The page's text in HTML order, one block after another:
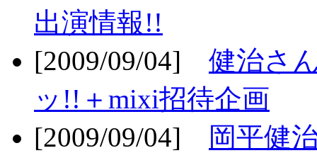
出演情報!!
[2009/09/04] 健治さ
ッ!!＋mixi招待企画
[2009/09/04]
岡平健